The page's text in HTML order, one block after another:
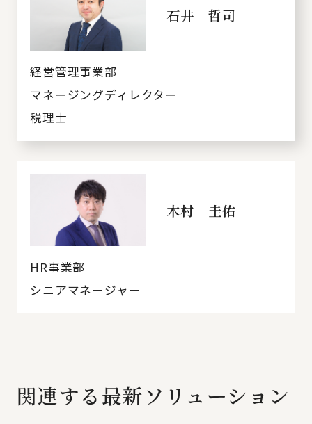
石井 哲司
経営管理事業部
マネージングディレクター
税理士
木村 圭佑
HR事業部
シニアマネージャー
関連する最新ソリューション